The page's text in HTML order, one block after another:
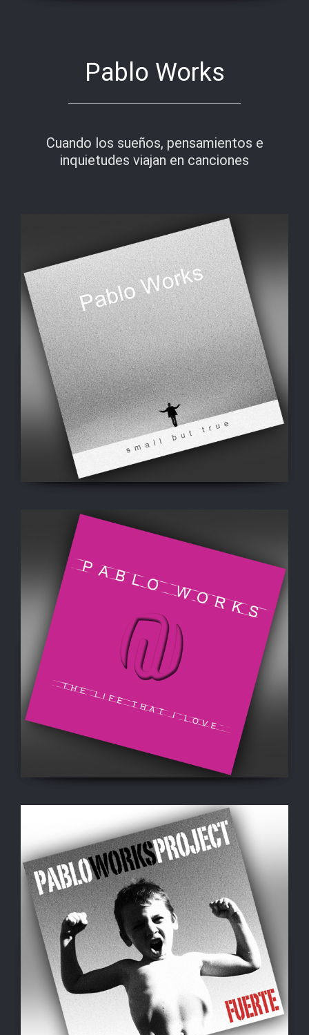
Pablo Works
Cuando los sueños, pensamientos e
inquietudes viajan en canciones